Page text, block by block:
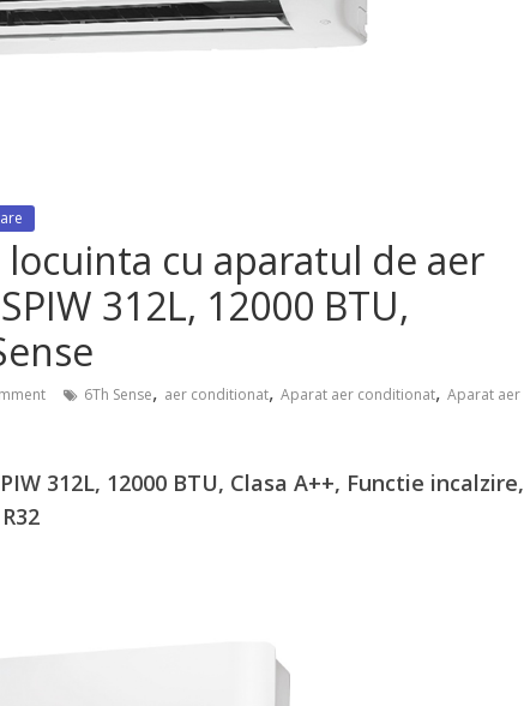
cu aparatul de aer
312L, 12000 BTU,
6Th Sense, aer conditionat, Aparat aer conditionat, Aparat aer
312L, 12000 BTU, Clasa A++, Functie incalzire,